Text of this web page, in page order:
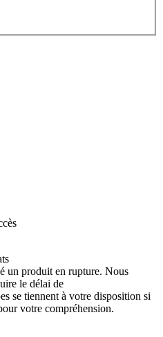
un produit en rupture. Nous
le délai de
se tiennent à votre disposition si
votre compréhension.